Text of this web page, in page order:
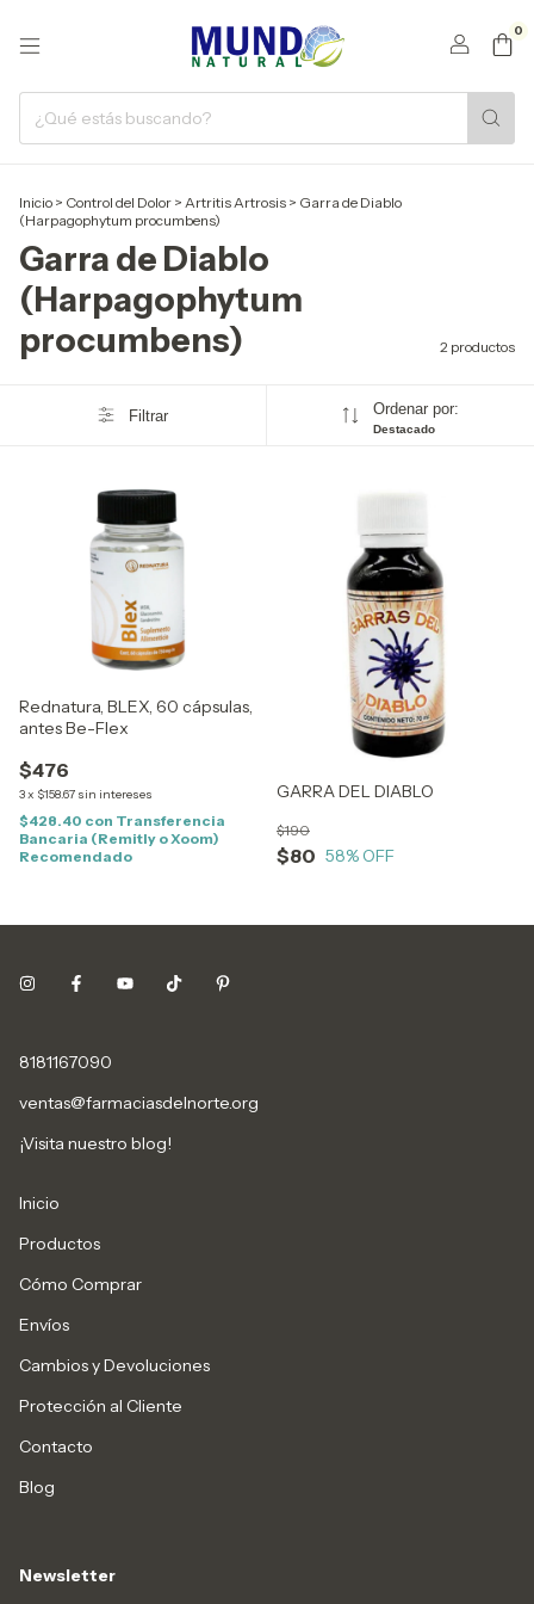
0
Inicio > Control del Dolor > Artritis Artrosis > Garra de Diablo
(Harpagophytum procumbens)
Garra de Diablo
(Harpagophytum
procumbens)
2 productos
Filtrar Ordenar por:
Destacado
Rednatura, BLEX, 60 cápsulas,
antes Be-Flex
$476
3x $158.67 sin intereses
$428.40 con Transferencia
Bancaria (Remitly o Xoom)
Recomendado
GARRA DEL DIABLO
$80
$190
58% OFF
8181167090
ventas@farmaciasdelnorte.org
¡Visita nuestro blog!
Inicio
Productos
Cómo Comprar
Envíos
Cambios y Devoluciones
Protección al Cliente
Contacto
Blog
Newsletter